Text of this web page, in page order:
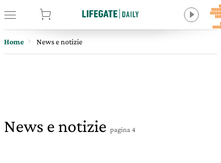
Home News e notizie
News e notizie pagina 4